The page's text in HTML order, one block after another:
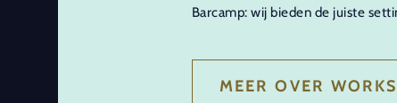
Barcamp: wij bieden de juiste
MEER OVER